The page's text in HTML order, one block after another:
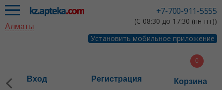
+7-700-911-5555
(С 08:30 до 17:30 (пн-пт))
Установить мобильное приложение
Алматы
Вход Регистрация Корзина